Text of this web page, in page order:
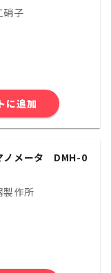
硝子
に追加
ノメータ DMH-0
製作所